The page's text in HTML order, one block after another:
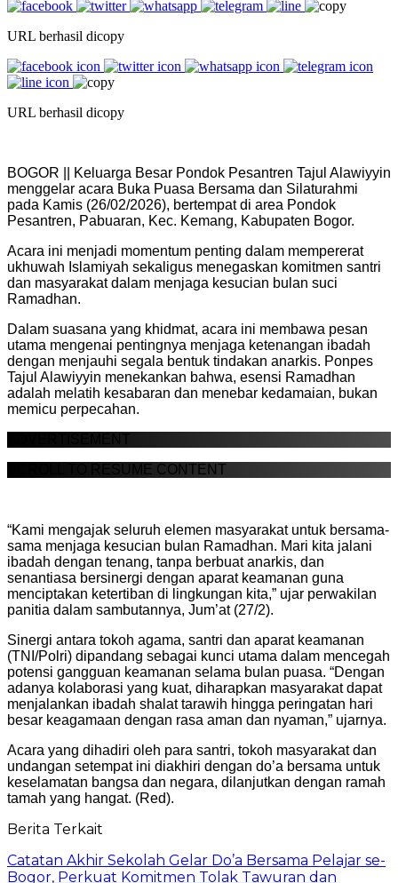
URL berhasil dicopy
URL berhasil dicopy
BOGOR || Keluarga Besar Pondok Pesantren Tajul Alawiyyin
menggelar acara Buka Puasa Bersama dan Silaturahmi
pada Kamis (26/02/2026), bertempat di area Pondok
Pesantren, Pabuaran, Kec. Kemang, Kabupaten Bogor.
Acara ini menjadi momentum penting dalam mempererat
ukhuwah Islamiyah sekaligus menegaskan komitmen santri
dan masyarakat dalam menjaga kesucian bulan suci
Ramadhan.
Dalam suasana yang khidmat, acara ini membawa pesan
utama mengenai pentingnya menjaga ketenangan ibadah
dengan menjauhi segala bentuk tindakan anarkis. Ponpes
Tajul Alawiyyin menekankan bahwa, esensi Ramadhan
adalah melatih kesabaran dan menebar kedamaian, bukan
memicu perpecahan.
ADVERTISEMENT
SCROLL TO RESUME CONTENT
“Kami mengajak seluruh elemen masyarakat untuk bersama-
sama menjaga kesucian bulan Ramadhan. Mari kita jalani
ibadah dengan tenang, tanpa berbuat anarkis, dan
senantiasa bersinergi dengan aparat keamanan guna
menciptakan ketertiban di lingkungan kita,” ujar perwakilan
panitia dalam sambutannya, Jum’at (27/2).
Sinergi antara tokoh agama, santri dan aparat keamanan
(TNI/Polri) dipandang sebagai kunci utama dalam mencegah
potensi gangguan keamanan selama bulan puasa. “Dengan
adanya kolaborasi yang kuat, diharapkan masyarakat dapat
menjalankan ibadah shalat tarawih hingga peringatan hari
besar keagamaan dengan rasa aman dan nyaman,” ujarnya.
Acara yang dihadiri oleh para santri, tokoh masyarakat dan
undangan setempat ini diakhiri dengan do’a bersama untuk
keselamatan bangsa dan negara, dilanjutkan dengan ramah
tamah yang hangat. (Red).
Berita Terkait
Catatan Akhir Sekolah Gelar Do’a Bersama Pelajar se-
Bogor, Perkuat Komitmen Tolak Tawuran dan